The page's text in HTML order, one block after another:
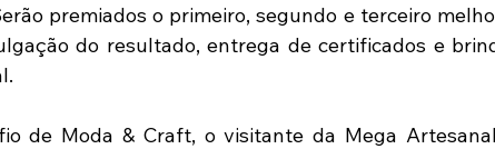
premiados o primeiro, segundo e terceiro
do resultado, entrega de certificados e
de Moda & Craft, o visitante da Mega